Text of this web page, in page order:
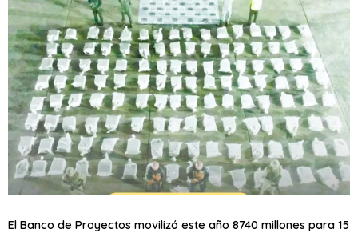
El Banco de Proyectos movilizó este año 8740 millones para 15